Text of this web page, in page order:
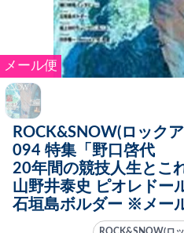
メール便
ROCK&SNOW(ロック
094 特集「野口啓代
20年間の競技人生とこ
山野井泰史 ピオレドー
石垣島ボルダー ※メー